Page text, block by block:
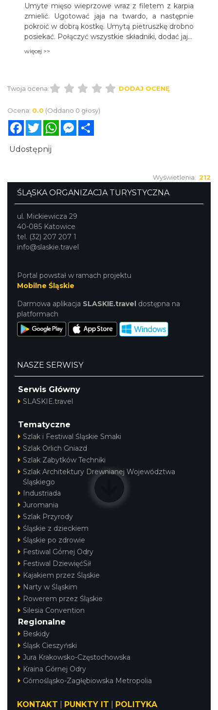
Umyte mięso wieprzowe wraz z filetem z karpia
zmielić. Ugotować jaja na twardo, a następnie
pokroić w dobrą kostkę. Umytą pietruszkę drobno
posiekać. Połączyć wszystkie składniki, dodać jajo,
masą mieloną, uformować kiełbaski i gotować w
więcej >>
Twoja ocena: DODAJ OCENĘ
Ocena: 0.0 (Oddano 0 głosy)
FacebookTwitterWhatsAppMessenger
Udostępnij
Wyświetlenia: 212
ŚLĄSKA ORGANIZACJA TURYSTYCZNA
ul. Mickiewicza 29
40-085 Katowice
tel. (32) 207 207 1
info@slaskie.travel
Portal powstał w ramach projektu
Mobilne Śląskie
Darmowa aplikacja SLASKIE.travel dostępna na
platformach
NASZE SERWISY
Serwis Główny
SLASKIE.travel
Tematyczne
Szlak i Festiwal Śląskie Smaki
Szlak Orlich Gniazd
Szlak Zabytków Techniki
Szlak Architektury Drewnianej Województwa
Śląskiego
Industriada
Juromania
Szlak Przyrody
Śląskie z dzieckiem
Śląskie po zdrowie
Festiwal Górnej Odry
Festiwal DziewięćSił
Kajakiem przez Śląskie
Narty w Śląskim
Rowerem przez Śląskie
Silesia Convention
Regionalne
Beskidy
Śląsk Cieszyński
Jura Krakowsko-Częstochowska
Kraina Górnej Odry
Górnośląsko-Zagłębiowska Metropolia
KONTAKT PUNKTY IT POLITYKA